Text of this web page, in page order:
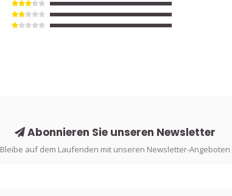
Abonnieren Sie unseren Newsletter
Bleibe auf dem Laufenden mit unseren Newsletter-Angeboten